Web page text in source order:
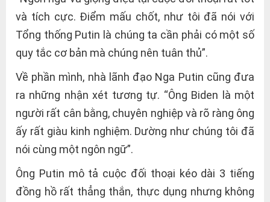
và tích cực. Điểm mấu chốt, như tôi đã nói với
Tổng thống Putin là chúng ta cần phải có một số
quy tắc cơ bản mà chúng nên tuân thủ”.
Về phần mình, nhà lãnh đạo Nga Putin cũng đưa
ra những nhận xét tương tự. “Ông Biden là một
người rất cân bằng, chuyên nghiệp và rõ ràng ông
ấy rất giàu kinh nghiệm. Dường như chúng tôi đã
nói cùng một ngôn ngữ”.
Ông Putin mô tả cuộc đối thoại kéo dài 3 tiếng
đồng hồ rất thẳng thắn, thực dụng nhưng không